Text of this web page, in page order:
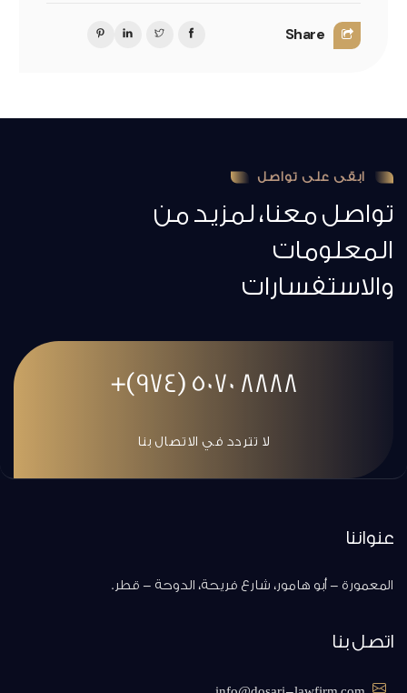
Share
ابقى على تواصل
تواصل معنا، لمزيد من
المعلومات
والاستفسارات
8888 5070 (974)+
لا تتردد في الاتصال بنا
عنواننا
المعمورة - أبو هامور، شارع فريحة، الدوحة - قطر.
اتصل بنا